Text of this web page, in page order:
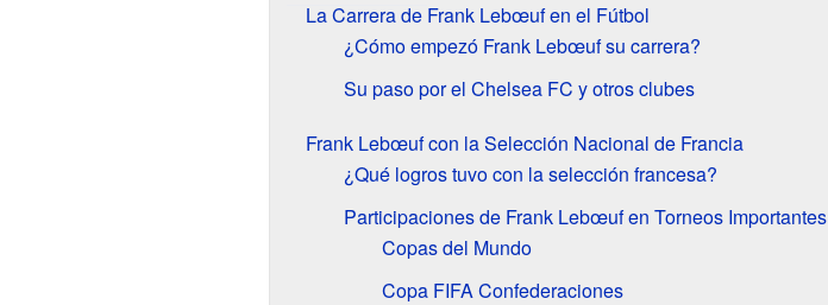
La Carrera de Frank Lebœuf en el Fútbol
¿Cómo empezó Frank Lebœuf su carrera?
Su paso por el Chelsea FC y otros clubes
Frank Lebœuf con la Selección Nacional de Francia
¿Qué logros tuvo con la selección francesa?
Participaciones de Frank Lebœuf en Torneos Importantes
Copas del Mundo
Copa FIFA Confederaciones